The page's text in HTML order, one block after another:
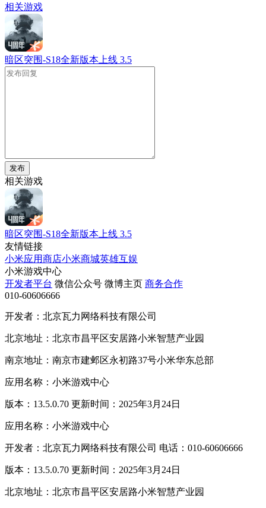
相关游戏
暗区突围-S18全新版本上线 3.5
发布
相关游戏
暗区突围-S18全新版本上线 3.5
友情链接
小米应用商店小米商城英雄互娱
小米游戏中心
开发者平台 微信公众号 微博主页 商务合作
010-60606666
开发者：北京瓦力网络科技有限公司
北京地址：北京市昌平区安居路小米智慧产业园
南京地址：南京市建邺区永初路37号小米华东总部
应用名称：小米游戏中心
版本：13.5.0.70 更新时间：2025年3月24日
应用名称：小米游戏中心
开发者：北京瓦力网络科技有限公司 电话：010-60606666
版本：13.5.0.70 更新时间：2025年3月24日
北京地址：北京市昌平区安居路小米智慧产业园